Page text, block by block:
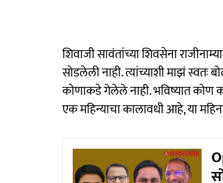
शिवाजी सावंतांच्या शिवसेना
सोडलेली नाही. त्यांच्याशी माझं
कोणाकडे गेलेले नाही. भविष्यात कोण
एक महिन्याचा कालावधी आहे, या